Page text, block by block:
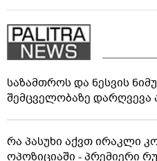
საზამთროს და ნესვის
შემცველობაზე
რა პასუხი აქვთ ირაკლი
ოპოზიციაში - პრემიერი